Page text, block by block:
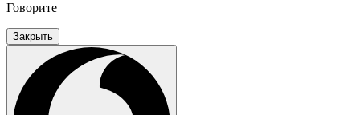
Говорите
Закрыть